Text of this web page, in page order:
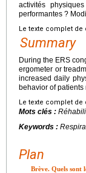
activités
performantes ?
Le texte complet de
Summary
During the ERS
ergometer or
increased daily
behavior of
Le texte complet de
Mots clés :
Keywords :
Plan
Brève. Quels sont